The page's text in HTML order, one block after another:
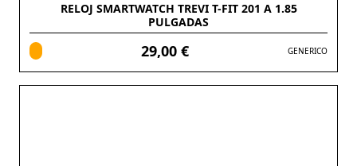
RELOJ SMARTWATCH TREVI T-FIT 201 A 1.85
PULGADAS
29,00 € GENERICO